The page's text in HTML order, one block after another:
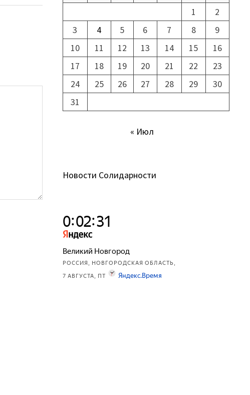
1
2
3
4 5 6 7 8
9
10
11 12 13 14 15
16
17
18 19 20 21 22
23
24
25 26 27 28 29
30
31
« Июл
Новости Солидарности